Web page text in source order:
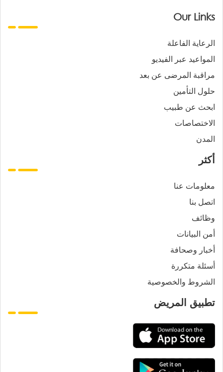
Our Links
الرعاية الفاعلة
المواعيد عبر الفيديو
مراقبة المرضى عن بعد
حلول التأمين
ابحث عن طبيب
الاختصاصات
المدن
أكثر
معلومات عنا
اتصل بنا
وظائف
أمن البيانات
أخبار وصحافة
أسئلة متكررة
الشروط والخصوصية
تطبيق المريض